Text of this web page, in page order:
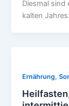
Diesmal
kalten
Ernährung,